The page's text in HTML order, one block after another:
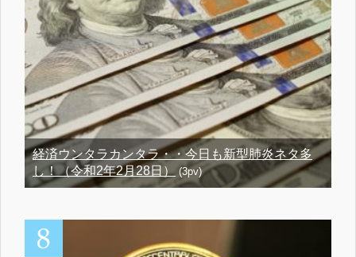
経済ウンタラカンタラ・・今日も新型肺炎ネタ多
し！（令和2年2月28日） (3pv)